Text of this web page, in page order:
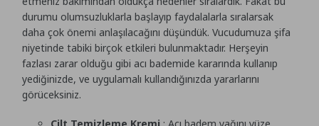
durumu olumsuzluklarla başlayıp faydalalarla sıralarsak
daha çok önemi anlaşılacağını düşündük. Vucudumuza şifa
niyetinde tabiki birçok etkileri bulunmaktadır. Herşeyin
fazlası zarar olduğu gibi acı bademide kararında kullanıp
yediğinizde, ve uygulamalı kullandığınızda yararlarını
görüceksiniz.